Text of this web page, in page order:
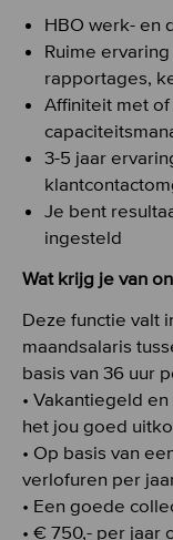
HBO werk- en
Ruime
rapportages,
Affiniteit met of
3-5 jaar
Je bent
ingesteld
Wat krijg je van
Deze functie valt
maandsalaris
basis van 36 uur
• Vakantiegeld
het jou goed
• Op basis van
verlofuren per
• Een goede
• € 750,- per jaar